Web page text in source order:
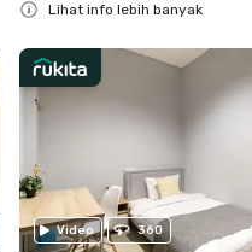
Lihat info lebih banyak
Video 360